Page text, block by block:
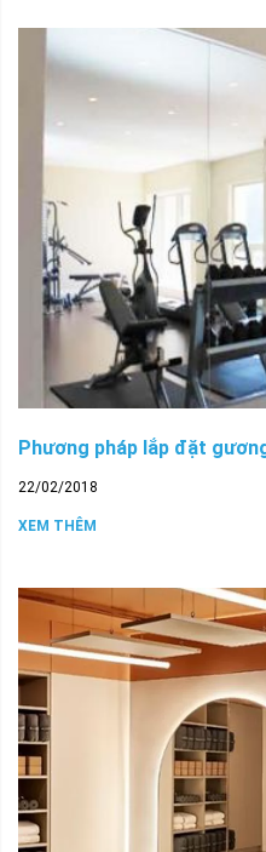
Phương pháp lắp đặt
22/02/2018
XEM THÊM